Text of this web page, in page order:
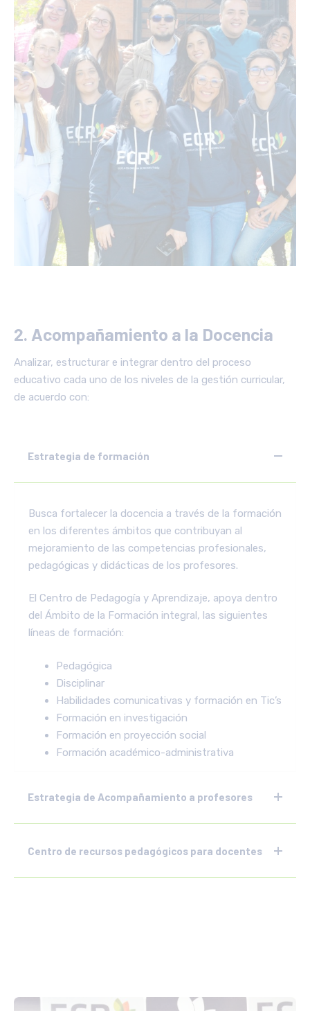
2. Acompañamiento a la Docencia
Analizar, estructurar e integrar dentro del proceso
educativo cada uno de los niveles de la gestión curricular,
de acuerdo con:
Estrategia de formación
Busca fortalecer la docencia a través de la formación
en los diferentes ámbitos que contribuyan al
mejoramiento de las competencias profesionales,
pedagógicas y didácticas de los profesores.
El Centro de Pedagogía y Aprendizaje, apoya dentro
del Ámbito de la Formación integral, las siguientes
líneas de formación:
Pedagógica
Disciplinar
Habilidades comunicativas y formación en Tic’s
Formación en investigación
Formación en proyección social
Formación académico-administrativa
Estrategia de Acompañamiento a profesores
Centro de recursos pedagógicos para docentes